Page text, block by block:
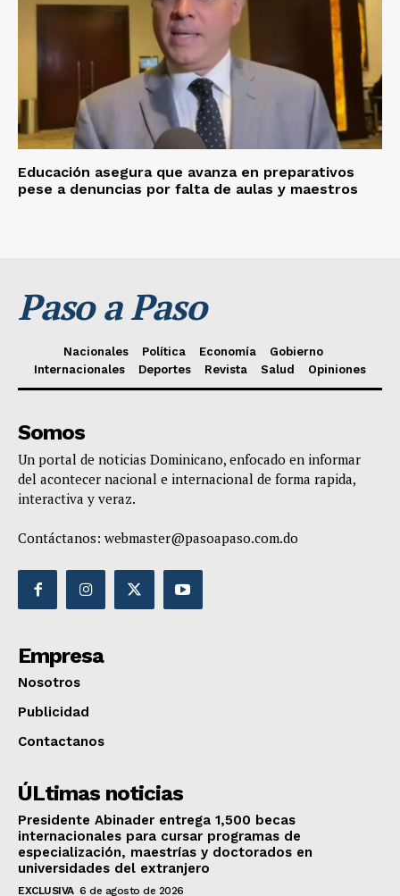
Educación asegura que avanza en preparativos
pese a denuncias por falta de aulas y maestros
Paso a Paso
Nacionales Política Economía
Gobierno
Internacionales
Deportes Revista Salud Opiniones
Somos
Un portal de noticias Dominicano, enfocado en informar
del acontecer nacional e internacional de forma rapida,
interactiva y veraz.
Contáctanos: webmaster@pasoapaso.com.do
Empresa
Nosotros
Publicidad
Contactanos
ÚLtimas noticias
Presidente Abinader entrega 1,500 becas
internacionales para cursar programas de
especialización, maestrías y doctorados en
universidades del extranjero
EXCLUSIVA 6 de agosto de 2026